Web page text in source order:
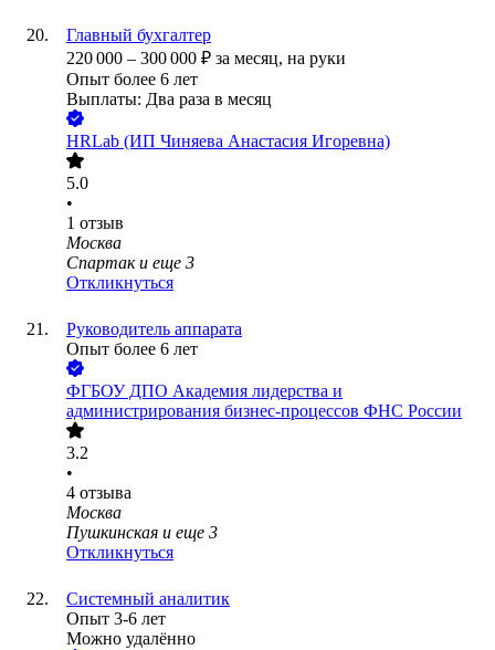
Главный бухгалтер
220 000 – 300 000 ₽ за месяц, на руки
Опыт более 6 лет
Выплаты: Два раза в месяц
HRLab (ИП Чиняева Анастасия Игоревна)
5.0
•
1 отзыв
Москва
Спартак и еще 3
Откликнуться
Руководитель аппарата
Опыт более 6 лет
ФГБОУ ДПО Академия лидерства и
администрирования бизнес-процессов ФНС России
3.2
•
4 отзыва
Москва
Пушкинская и еще 3
Откликнуться
Системный аналитик
Опыт 3-6 лет
Можно удалённо